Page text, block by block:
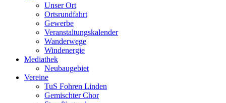
Unser Ort
Ortsrundfahrt
Gewerbe
Veranstaltungskalender
Wanderwege
Windenergie
Mediathek
Neubaugebiet
Vereine
TuS Fohren Linden
Gemischter Chor